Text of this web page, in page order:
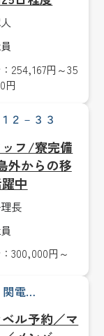
254,167円～35
円
２－３３
フ/寮完備
外からの移
中
長
300,000円～
関電…
ル予約／マ